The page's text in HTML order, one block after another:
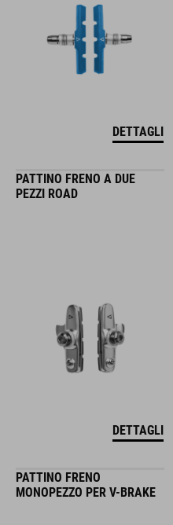
DETTAGLI
PATTINO FRENO A DUE
PEZZI ROAD
DETTAGLI
PATTINO FRENO
MONOPEZZO PER V-BRAKE